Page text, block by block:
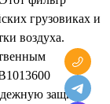
грузовиках и
воздуха.
защиту